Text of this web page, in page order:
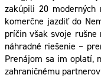
zakúpili 20
komerčne jazdiť do
príčin však svoje
náhradné riešenie –
Prenájom sa im oplatí,
zahraničnému